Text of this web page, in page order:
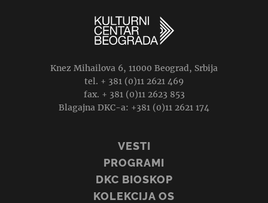
Knez Mihailova 6, 11000 Beograd, Srbija
tel. + 381 (0)11 2621 469
fax. + 381 (0)11 2623 853
Blagajna DKC-a: +381 (0)11 2621 174
VESTI
PROGRAMI
DKC BIOSKOP
KOLEKCIJA OS